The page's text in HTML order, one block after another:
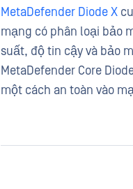
MetaDefender Diode X
mạng có phân loại bảo
suất, độ tin cậy và bảo
MetaDefender Core
một cách an toàn vào